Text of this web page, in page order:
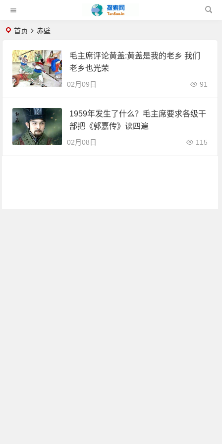
首页 赤壁
毛主席评论黄盖:黄盖是我的老乡 我们
老乡也光荣
02月09日 91
1959年发生了什么？毛主席要求各级干
部把《郭嘉传》读四遍
02月08日 115